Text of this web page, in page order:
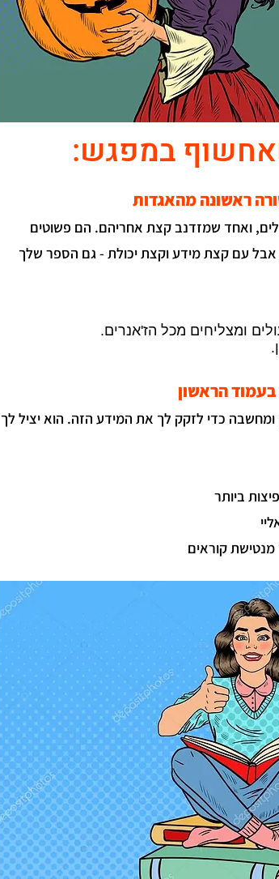
במפגש:
ואחד שמזדנב קצת אחריהם. הם פשוטים
עם קצת מידע וקצת יכולת - גם הספר שלך
ומצליחים מכל הז'אנרים.
כדי לזקק לך את המידע הזה. הוא יציל לך